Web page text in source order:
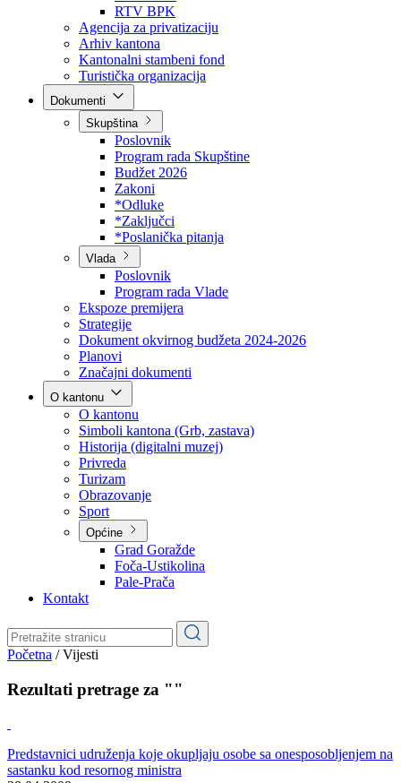
Direkcija za šumarstvo
Javna preduzeća
BPK šume
RTV BPK
Agencija za privatizaciju
Arhiv kantona
Kantonalni stambeni fond
Turistička organizacija
Skupština
Poslovnik
Program rada Skupštine
Budžet 2026
Zakoni
*Odluke
*Zaključci
*Poslanička pitanja
Vlada
Poslovnik
Program rada Vlade
Ekspoze premijera
Strategije
Dokument okvirnog budžeta 2024-2026
Planovi
Značajni dokumenti
O kantonu
O kantonu
Simboli kantona (Grb, zastava)
Historija (digitalni muzej)
Privreda
Turizam
Obrazovanje
Općine
Pale-Prača
Kontakt
Vijesti